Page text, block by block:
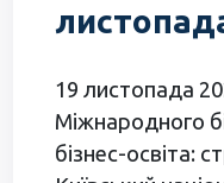
19 листопада
Міжнародного
бізнес-освіта: